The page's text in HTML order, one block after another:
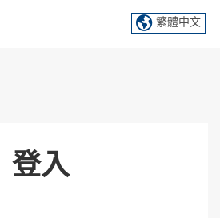
繁體中文
登入